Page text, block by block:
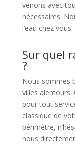
venons avec
nécessaires.
l’eau chez vous.
Sur quel
?
Nous sommes
villes alentours.
pour tout
classique de
périmètre,
nous